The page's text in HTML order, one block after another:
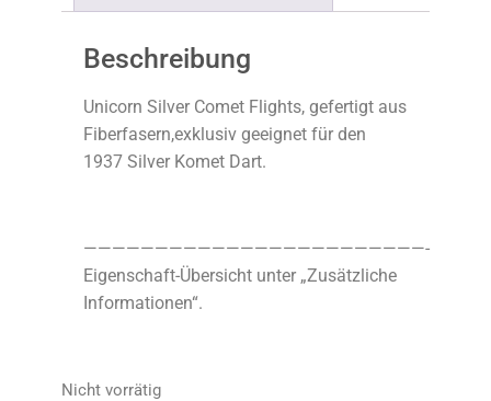
Beschreibung
Unicorn Silver Comet Flights, gefertigt aus
Fiberfasern,exklusiv geeignet für den
1937 Silver Komet Dart.
————————————————————————-
Eigenschaft-Übersicht unter „Zusätzliche
Informationen“.
Nicht vorrätig